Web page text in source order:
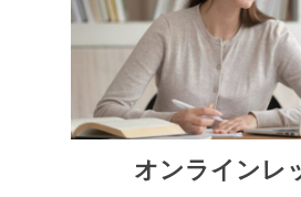
オンラインレ